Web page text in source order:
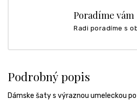
Poradíme vám
Radi poradíme s
Podrobný popis
Dámske šaty s výraznou umeleckou